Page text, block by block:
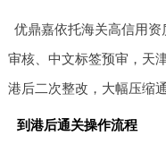
优鼎嘉依托海关高信用
审核、中文标签预审，天
港后二次整改，大幅压缩
到港后通关操作流程